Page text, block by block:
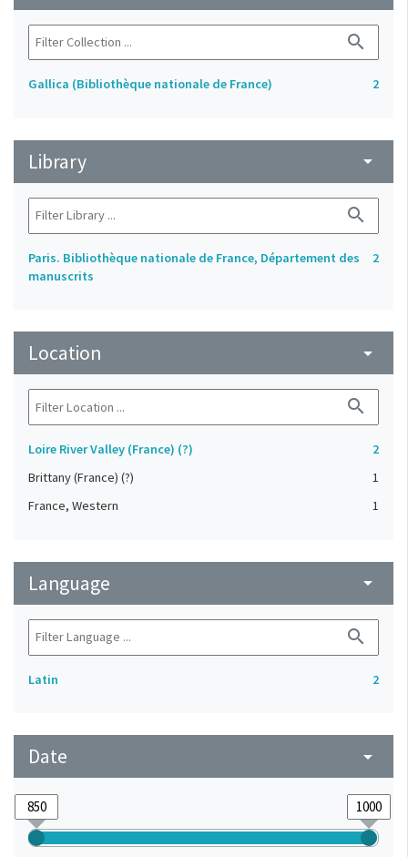
search
Gallica (Bibliothèque nationale de France) 2
Library arrow_drop_down
search
Paris. Bibliothèque nationale de France, Département des
manuscrits
2
Location arrow_drop_down
search
Loire River Valley (France) (?)
2
Brittany (France) (?)
1
France, Western
1
Language arrow_drop_down
search
Latin 2
Date arrow_drop_down